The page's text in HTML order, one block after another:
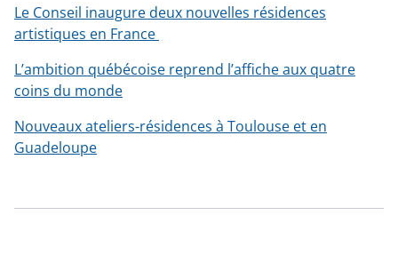
Le Conseil inaugure deux nouvelles résidences
artistiques en France
L’ambition québécoise reprend l’affiche aux quatre
coins du monde
Nouveaux ateliers-résidences à Toulouse et en
Guadeloupe